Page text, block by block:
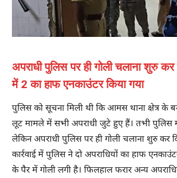
अपराधी पुलिस पर ही गोली चलाना शुरु कर
में 2 का हाफ एनकाउंटर किया गया
पुलिस को सूचना मिली थी कि आमस थाना क्षेत्र के
लूट मामले में सभी अपराधी जुटे हुए हैं। तभी पुलिस
लेकिन अपराधी पुलिस पर ही गोली चलाना शुरु कर
कार्रवाई में पुलिस ने दो अपराधियों का हाफ
के पैर में गोली लगी है। फिलहाल फरार अन्य